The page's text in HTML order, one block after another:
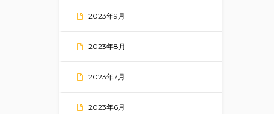
2023年9月
2023年8月
2023年7月
2023年6月